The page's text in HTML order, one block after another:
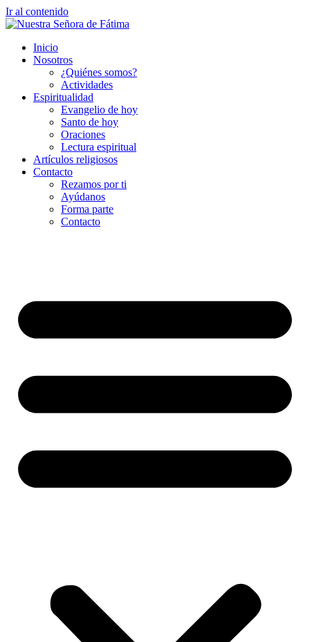
Ir al contenido
Inicio
Nosotros
¿Quiénes somos?
Actividades
Espiritualidad
Evangelio de hoy
Santo de hoy
Oraciones
Lectura espiritual
Artículos religiosos
Contacto
Rezamos por ti
Ayúdanos
Forma parte
Contacto